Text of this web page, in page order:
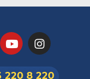
220 8 220